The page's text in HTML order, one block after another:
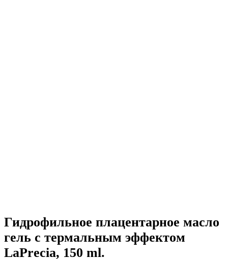
Гидрофильное плацентарное масло
гель с термальным эффектом
LaPrecia, 150 ml.